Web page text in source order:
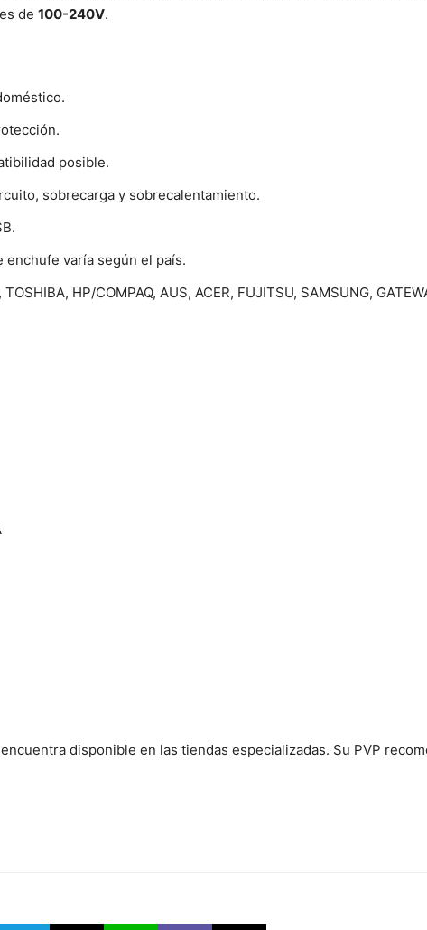
de 100-240V.
posible.
sobrecarga y sobrecalentamiento.
enchufe varía según el país.
HP/COMPAQ, AUS, ACER, FUJITSU, SAMSUNG,
disponible en las tiendas especializadas. Su PVP